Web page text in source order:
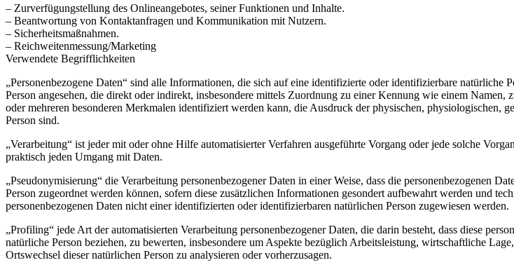
– Zurverfügungstellung des Onlineangebotes, seiner Funktionen und Inhalte.
– Beantwortung von Kontaktanfragen und Kommunikation mit Nutzern.
– Sicherheitsmaßnahmen.
– Reichweitenmessung/Marketing
Verwendete Begrifflichkeiten
„Personenbezogene Daten“ sind alle Informationen, die sich auf eine identifizierte oder identifizierbare
Person angesehen, die direkt oder indirekt, insbesondere mittels Zuordnung zu einer Kennung wie einem
oder mehreren besonderen Merkmalen identifiziert werden kann, die Ausdruck der physischen, physiologischen,
Person sind.
„Verarbeitung“ ist jeder mit oder ohne Hilfe automatisierter Verfahren ausgeführte Vorgang oder jede solche
praktisch jeden Umgang mit Daten.
„Pseudonymisierung“ die Verarbeitung personenbezogener Daten in einer Weise, dass die personenbezogenen
Person zugeordnet werden können, sofern diese zusätzlichen Informationen gesondert aufbewahrt werden und
personenbezogenen Daten nicht einer identifizierten oder identifizierbaren natürlichen Person zugewiesen werden.
„Profiling“ jede Art der automatisierten Verarbeitung personenbezogener Daten, die darin besteht, dass diese
natürliche Person beziehen, zu bewerten, insbesondere um Aspekte bezüglich Arbeitsleistung, wirtschaftliche
Ortswechsel dieser natürlichen Person zu analysieren oder vorherzusagen.